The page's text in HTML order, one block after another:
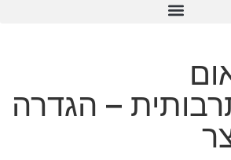
– הגדרה